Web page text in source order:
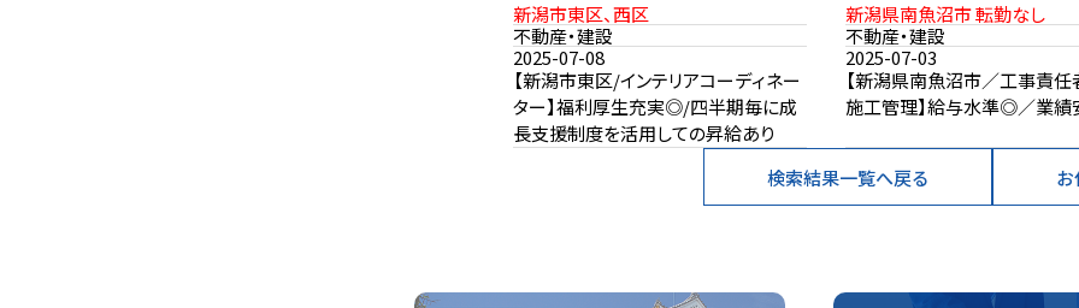
新潟市東区、西区
不動産・建設
2025-07-08
【新潟市東区/インテリアコーディネー
ター】福利厚生充実◎/四半期毎に成
長支援制度を活用しての昇給あり
新潟県南魚沼市 転勤なし
不動産・建設
2025-07-03
【新潟県南魚沼市／工事責任
施工管理】給与水準◎／業績
検索結果一覧へ戻る